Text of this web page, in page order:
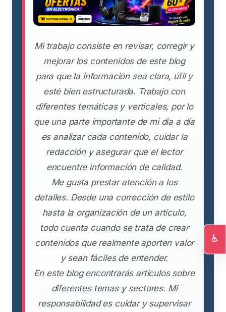
Mi trabajo consiste en revisar, corregir y
mejorar los contenidos de este blog
para que la información sea clara, útil y
esté bien estructurada. Trabajo con
diferentes temáticas y verticales, por lo
que una parte importante de mi día a día
es analizar cada contenido, cuidar la
redacción y asegurar que el lector
encuentre información de calidad.
Me gusta prestar atención a los
detalles. Desde una corrección de estilo
hasta la organización de un artículo,
todo cuenta cuando se trata de crear
contenidos que realmente aporten valor
y sean fáciles de entender.
En este blog encontrarás artículos sobre
diferentes temas y sectores. Mi
responsabilidad es cuidar y supervisar
♿